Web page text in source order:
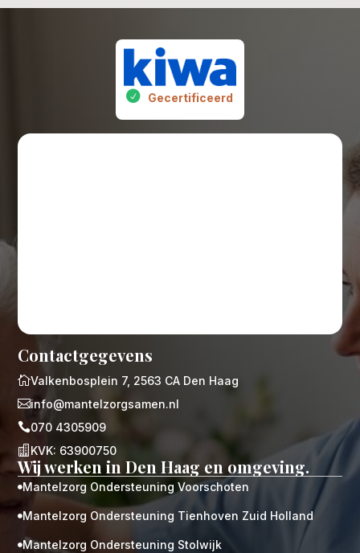
Gecertificeerd
Contactgegevens
Valkenbosplein 7, 2563 CA Den Haag
info@mantelzorgsamen.nl
070 4305909
 KVK: 63900750
Wij werken in Den Haag en omgeving.
 Mantelzorg Ondersteuning Voorschoten
 Mantelzorg Ondersteuning Tienhoven Zuid Holland
 Mantelzorg Ondersteuning Stolwijk